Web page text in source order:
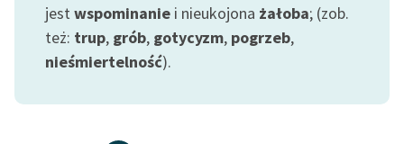
jest wspominanie i nieukojona żałoba; (zob.
też: trup, grób, gotycyzm, pogrzeb,
nieśmiertelność).